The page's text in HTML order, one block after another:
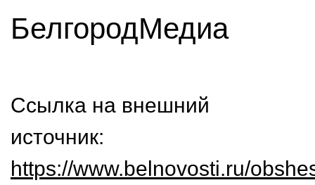
БелгородМедиа
Ссылка на внешний
источник:
https://www.belnovosti.ru/